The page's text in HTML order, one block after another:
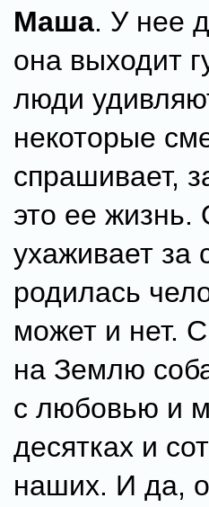
Маша. У нее
она выходит
люди
некоторые
спрашивает,
это ее жизнь.
ухаживает за
родилась
может и нет.
на Землю
с любовью и
десятках и
наших. И да,